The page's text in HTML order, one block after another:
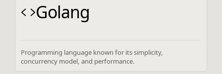
Golang
Programming language known for its simplicity,
concurrency model, and performance.